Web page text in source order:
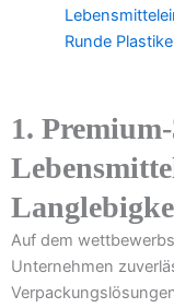
Runde
1.
Auf dem
Unternehmen